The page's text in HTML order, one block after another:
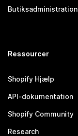
Butiksadministration
Ressourcer
Shopify Hjælp
API-dokumentation
Shopify Community
Research